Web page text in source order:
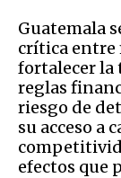
Guatemala
crítica entre
fortalecer la
reglas
riesgo de
su acceso a
efectos que